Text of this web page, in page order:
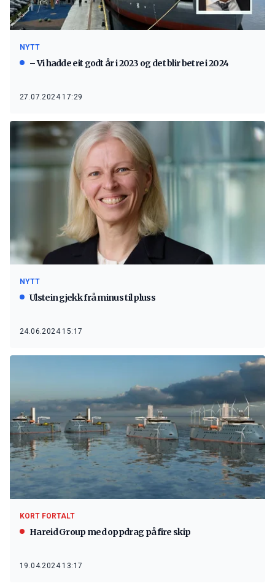
NYTT
– Vi hadde eit godt år i 2023 og det blir betre i 2024
27.07.2024 17:29
NYTT
Ulstein gjekk frå minus til pluss
24.06.2024 15:17
KORT FORTALT
Hareid Group med oppdrag på fire skip
19.04.2024 13:17